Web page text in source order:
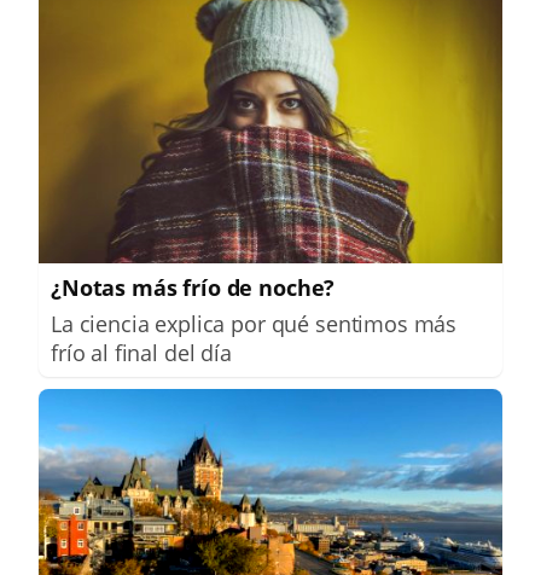
¿Notas más frío de noche?
La ciencia explica por qué sentimos más
frío al final del día